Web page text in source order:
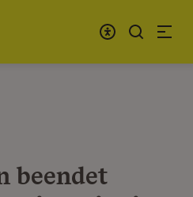
beendet